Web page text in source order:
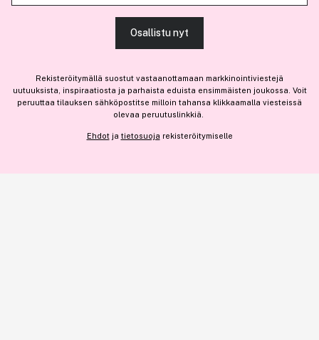
Olemme osaBrandsdal Group AS
Jos haluat henkilökohtaista neuvoa ammattitason hiustuotteista,
Osallistu nyt
Rekisteröitymällä suostut vastaanottamaan markkinointiviestejä
uutuuksista, inspiraatiosta ja parhaista eduista ensimmäisten joukossa. Voit
peruuttaa tilauksen sähköpostitse milloin tahansa klikkaamalla viesteissä
olevaa peruutuslinkkiä.
Ehdotja tietosuoja rekisteröitymiselle